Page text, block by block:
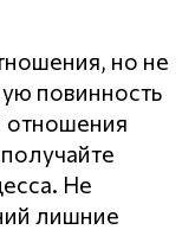
но не
повинность
отношения
Не
лишние